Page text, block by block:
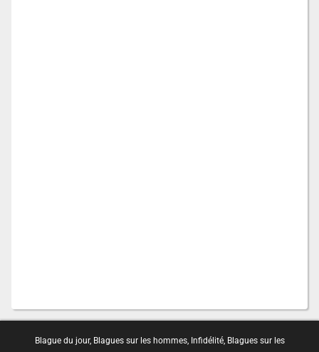
Blague du jour, Blagues sur les hommes, Infidélité, Blagues sur les